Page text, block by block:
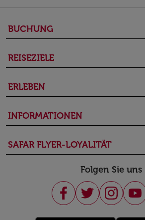
BUCHUNG
REISEZIELE
ERLEBEN
INFORMATIONEN
SAFAR FLYER-LOYALITÄT
Folgen Sie uns